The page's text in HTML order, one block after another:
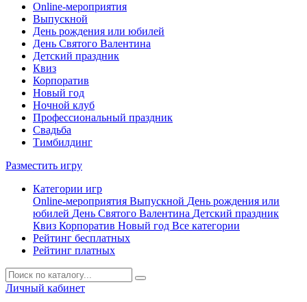
Online-мероприятия
Выпускной
День рождения или юбилей
День Святого Валентина
Детский праздник
Квиз
Корпоратив
Новый год
Ночной клуб
Профессиональный праздник
Свадьба
Тимбилдинг
Разместить игру
Категории игр
Online-мероприятия Выпускной День рождения или
юбилей День Святого Валентина Детский праздник
Квиз Корпоратив Новый год Все категории
Рейтинг бесплатных
Рейтинг платных
Личный кабинет